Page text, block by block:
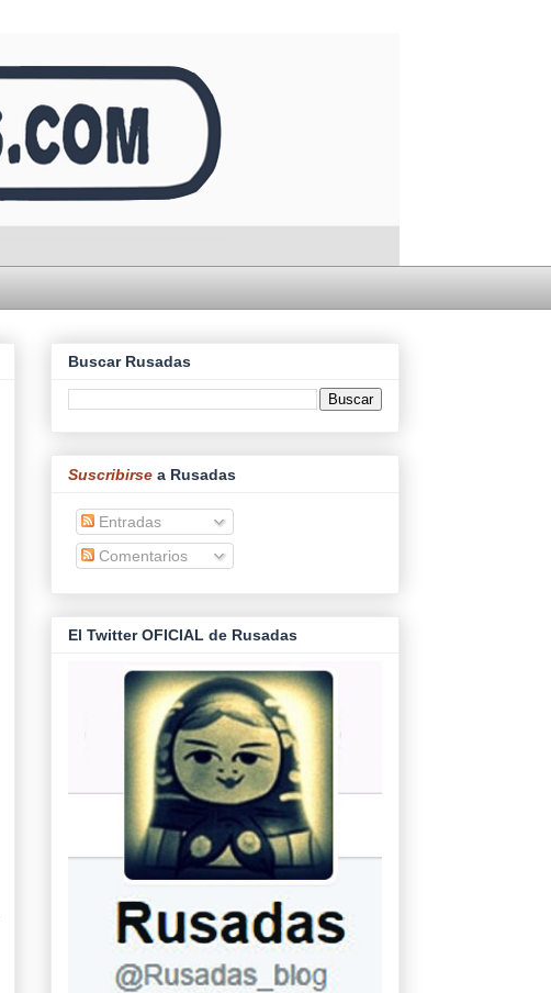
Buscar Rusadas
Suscribirse a Rusadas
Entradas
Comentarios
El Twitter OFICIAL de Rusadas